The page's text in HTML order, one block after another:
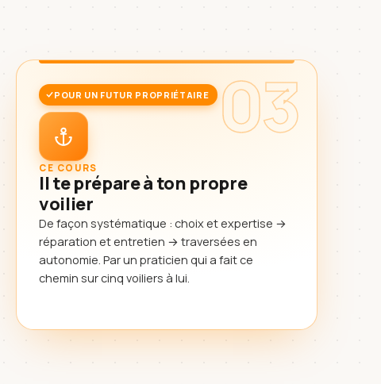
03
POUR UN FUTUR PROPRIÉTAIRE
CE COURS
Il te prépare à ton propre
voilier
De façon systématique : choix et expertise →
réparation et entretien → traversées en
autonomie. Par un praticien qui a fait ce
chemin sur cinq voiliers à lui.